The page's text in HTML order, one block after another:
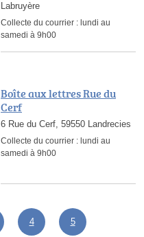
Labruyère
Collecte du courrier : lundi au
samedi à 9h00
Boîte aux lettres Rue du
Cerf
6 Rue du Cerf, 59550 Landrecies
Collecte du courrier : lundi au
samedi à 9h00
4 5